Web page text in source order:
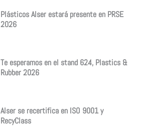
Plásticos Alser estará presente en PRSE
2026
Te esperamos en el stand 624, Plastics &
Rubber 2026
Alser se recertifica en ISO 9001 y
RecyClass